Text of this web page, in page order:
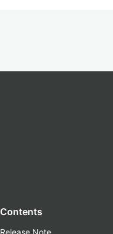
Contents
Release Note